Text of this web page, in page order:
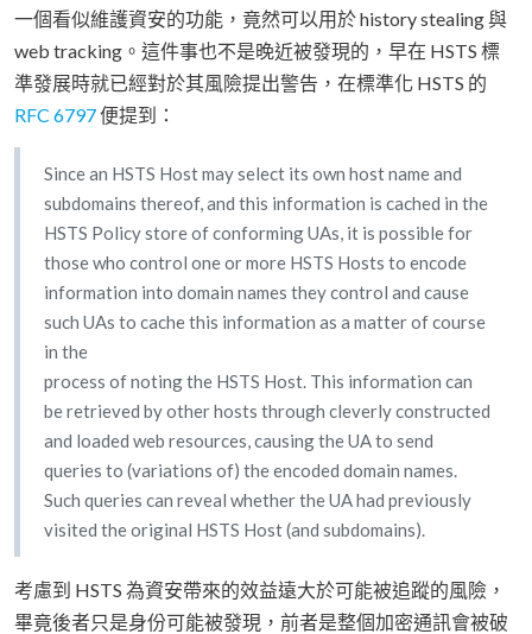
一個看似維護資安的功能，竟然可以用於 history stealing 與
web tracking。這件事也不是晚近被發現的，早在 HSTS 標
準發展時就已經對於其風險提出警告，在標準化 HSTS 的
RFC 6797便提到：
Since an HSTS Host may select its own host name and
subdomains thereof, and this information is cached in the
HSTS Policy store of conforming UAs, it is possible for
those who control one or more HSTS Hosts to encode
information into domain names they control and cause
such UAs to cache this information as a matter of course
in the
process of noting the HSTS Host. This information can
be retrieved by other hosts through cleverly constructed
and loaded web resources, causing the UA to send
queries to (variations of) the encoded domain names.
Such queries can reveal whether the UA had previously
visited the original HSTS Host (and subdomains).
考慮到 HSTS 為資安帶來的效益遠大於可能被追蹤的風險，
畢竟後者只是身份可能被發現，前者是整個加密通訊會被破